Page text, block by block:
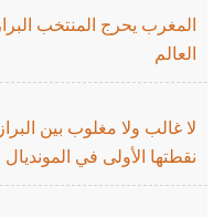
المغرب يحرج المنتخب
العالم
لا غالب ولا مغلوب بين
نقطتها الأولى في المونديال